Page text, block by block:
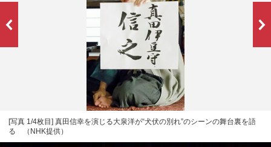
[写真 1/4枚目] 真田信幸を演じる大泉洋が“犬伏の別れ”のシーンの舞台裏を語
る （NHK提供）